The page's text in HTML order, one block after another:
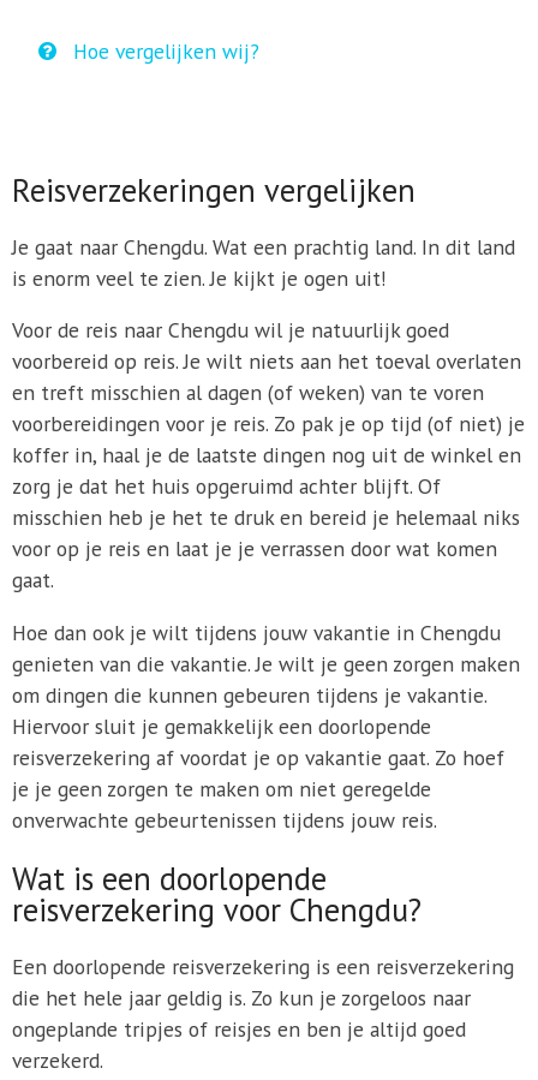
Hoe vergelijken wij?
Reisverzekeringen vergelijken
Je gaat naar Chengdu. Wat een prachtig land. In dit land
is enorm veel te zien. Je kijkt je ogen uit!
Voor de reis naar Chengdu wil je natuurlijk goed
voorbereid op reis. Je wilt niets aan het toeval overlaten
en treft misschien al dagen (of weken) van te voren
voorbereidingen voor je reis. Zo pak je op tijd (of niet) je
koffer in, haal je de laatste dingen nog uit de winkel en
zorg je dat het huis opgeruimd achter blijft. Of
misschien heb je het te druk en bereid je helemaal niks
voor op je reis en laat je je verrassen door wat komen
gaat.
Hoe dan ook je wilt tijdens jouw vakantie in Chengdu
genieten van die vakantie. Je wilt je geen zorgen maken
om dingen die kunnen gebeuren tijdens je vakantie.
Hiervoor sluit je gemakkelijk een doorlopende
reisverzekering af voordat je op vakantie gaat. Zo hoef
je je geen zorgen te maken om niet geregelde
onverwachte gebeurtenissen tijdens jouw reis.
Wat is een doorlopende
reisverzekering voor Chengdu?
Een doorlopende reisverzekering is een reisverzekering
die het hele jaar geldig is. Zo kun je zorgeloos naar
ongeplande tripjes of reisjes en ben je altijd goed
verzekerd.